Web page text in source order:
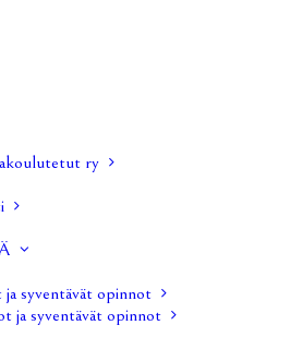
ry
syventävät opinnot
ja syventävät opinnot
1)(Liite 2)(Liite 3) (Liite 4)